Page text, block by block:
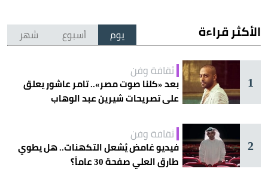
الأكثر قراءة يوم أسبوع شهر
1
ثقافة وفن
بعد «كلنا صوت مصر».. تامر عاشور يعلق
على تصريحات شيرين عبد الوهاب
2
ثقافة وفن
فيديو غامض يُشعل التكهنات.. هل يطوي
طارق العلي صفحة 30 عاماً؟